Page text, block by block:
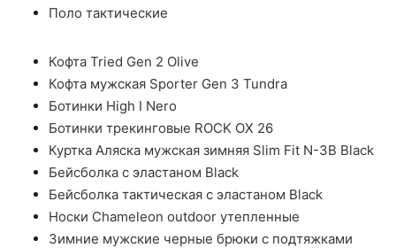
Поло тактические
Кофта Tried Gen 2 Olive
Кофта мужская Sporter Gen 3 Tundra
Ботинки High I Nero
Ботинки трекинговые ROCK OX 26
Куртка Аляска мужская зимняя Slim Fit N-3B Black
Бейсболка с эластаном Black
Бейсболка тактическая с эластаном Black
Носки Chameleon outdoor утепленные
Зимние мужские черные брюки с подтяжками